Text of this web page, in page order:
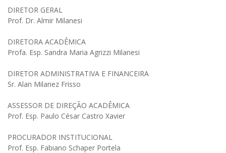
DIRETOR GERAL
Prof. Dr. Almir Milanesi
DIRETORA ACADÊMICA
Profa. Esp. Sandra Maria Agrizzi Milanesi
DIRETOR ADMINISTRATIVA E FINANCEIRA
Sr. Alan Milanez Frisso
ASSESSOR DE DIREÇÃO ACADÊMICA
Prof. Esp. Paulo César Castro Xavier
PROCURADOR INSTITUCIONAL
Prof. Esp. Fabiano Schaper Portela